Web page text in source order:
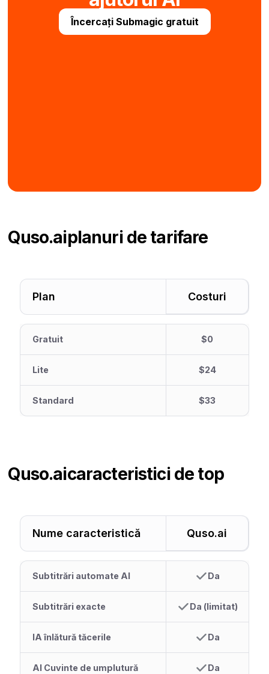
Încercați Submagic gratuit
Quso.aiplanuri de tarifare
Plan Costuri
Gratuit $0
Lite $24
Standard $33
Quso.aicaracteristici de top
Nume caracteristică Quso.ai
Subtitrări automate AI Da
Subtitrări exacte Da (limitat)
IA înlătură tăcerile Da
AI Cuvinte de umplutură Da